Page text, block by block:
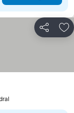
Kongsi